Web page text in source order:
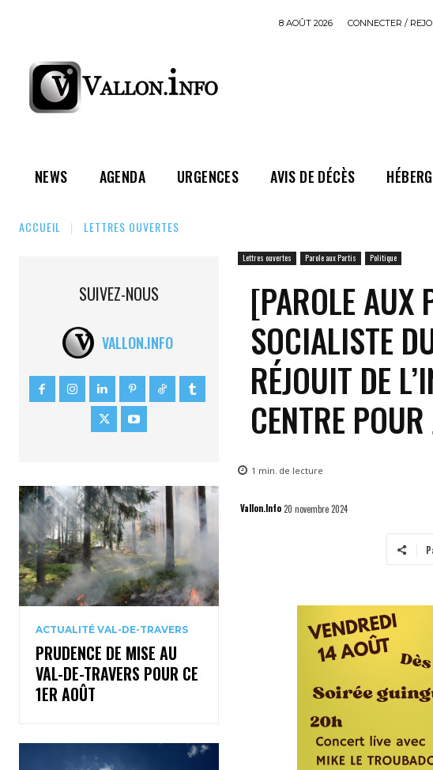
8 AOÛT 2026 CONNECTER /
NEWS AGENDA URGENCES AVIS DE DÉCÈS
ACCUEIL LETTRES OUVERTES
SUIVEZ-NOUS
VALLON.INFO
ACTUALITÉ VAL-DE-TRAVERS
PRUDENCE DE MISE AU
VAL-DE-TRAVERS POUR CE
1ER AOÛT
Lettres ouvertes Parole aux Partis Politique
[PAROLE AUX
SOCIALISTE
RÉJOUIT DE
CENTRE
1 min. de lecture
Vallon.Info20 novembre 2024